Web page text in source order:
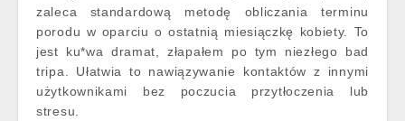
zaleca standardową metodę obliczania terminu
porodu w oparciu o ostatnią miesiączkę kobiety. To
jest ku*wa dramat, złapałem po tym niezłego bad
tripa. Ułatwia to nawiązywanie kontaktów z innymi
użytkownikami bez poczucia przytłoczenia lub
stresu.